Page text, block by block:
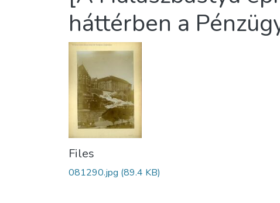
háttérben a
Files
081290.jpg (89.4 KB)